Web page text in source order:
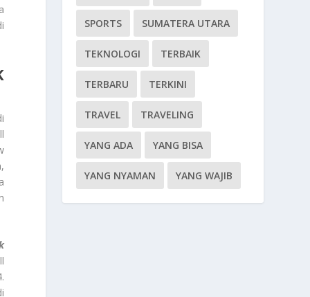
SPORTS SUMATERA UTARA
TEKNOLOGI TERBAIK
TERBARU TERKINI
TRAVEL TRAVELING
YANG ADA YANG BISA
YANG NYAMAN YANG WAJIB